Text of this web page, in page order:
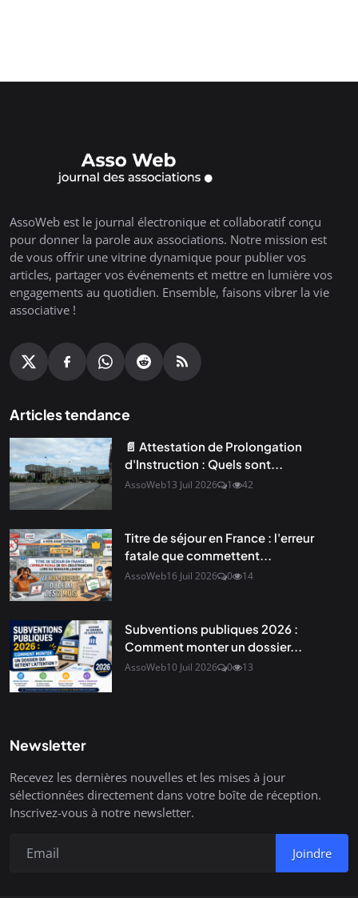
AssoWeb est le journal électronique et collaboratif conçu
pour donner la parole aux associations. Notre mission est
de vous offrir une vitrine dynamique pour publier vos
articles, partager vos événements et mettre en lumière vos
engagements au quotidien. Ensemble, faisons vibrer la vie
associative !
Articles tendance
📄 Attestation de Prolongation
d'Instruction : Quels sont...
AssoWeb13 Juil 2026 1 42
Titre de séjour en France : l'erreur
fatale que commettent...
AssoWeb16 Juil 2026 0 14
Subventions publiques 2026 :
Comment monter un dossier...
AssoWeb10 Juil 2026 0 13
Newsletter
Recevez les dernières nouvelles et les mises à jour
sélectionnées directement dans votre boîte de réception.
Inscrivez-vous à notre newsletter.
Joindre